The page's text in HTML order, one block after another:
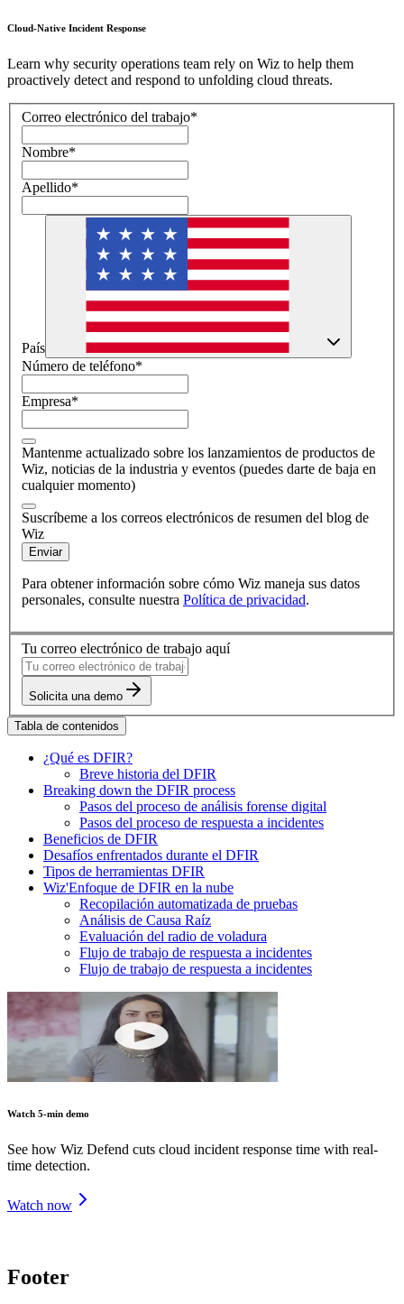
Cloud-Native Incident Response
Learn why security operations team rely on Wiz to help them
proactively detect and respond to unfolding cloud threats.
Correo electrónico del trabajo*
Nombre*
Apellido*
País
Número de teléfono*
Empresa*
Mantenme actualizado sobre los lanzamientos de productos de
Wiz, noticias de la industria y eventos (puedes darte de baja en
cualquier momento)
Suscríbeme a los correos electrónicos de resumen del blog de
Wiz
Enviar
Para obtener información sobre cómo Wiz maneja sus datos
personales, consulte nuestra Política de privacidad.
Tu correo electrónico de trabajo aquí
Solicita una demo
Tabla de contenidos
¿Qué es DFIR?
Breve historia del DFIR
Breaking down the DFIR process
Pasos del proceso de análisis forense digital
Pasos del proceso de respuesta a incidentes
Beneficios de DFIR
Desafíos enfrentados durante el DFIR
Tipos de herramientas DFIR
Wiz'Enfoque de DFIR en la nube
Recopilación automatizada de pruebas
Análisis de Causa Raíz
Evaluación del radio de voladura
Flujo de trabajo de respuesta a incidentes
Flujo de trabajo de respuesta a incidentes
Watch 5-min demo
See how Wiz Defend cuts cloud incident response time with real-
time detection.
Watch now
Footer